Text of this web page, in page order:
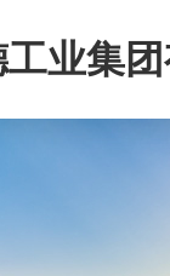
业集